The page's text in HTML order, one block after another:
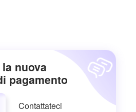
nuova
pagamento
Contattateci